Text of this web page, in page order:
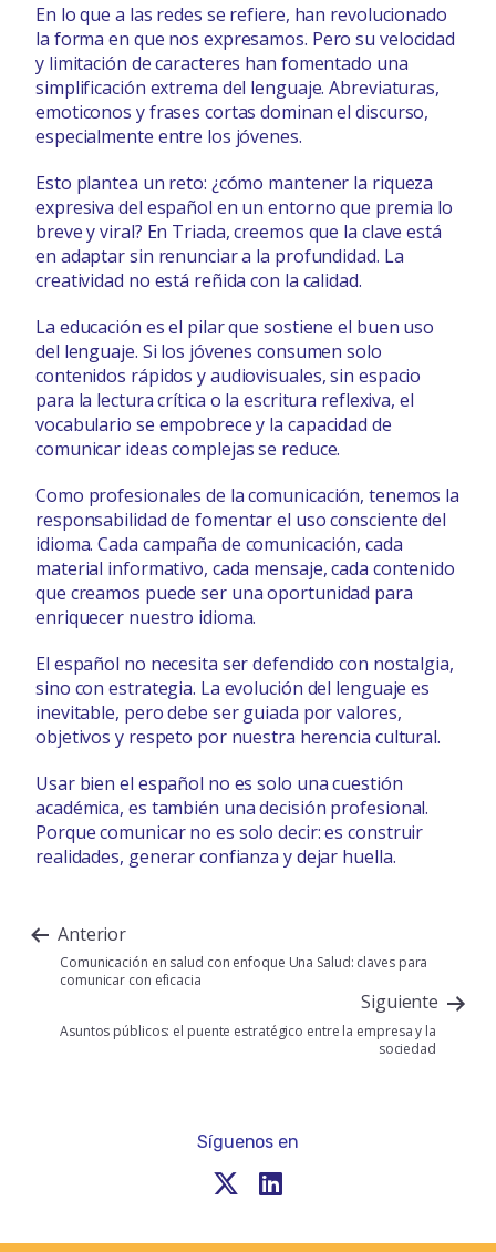
En lo que a las redes se refiere, han revolucionado
la forma en que nos expresamos. Pero su velocidad
y limitación de caracteres han fomentado una
simplificación extrema del lenguaje. Abreviaturas,
emoticonos y frases cortas dominan el discurso,
especialmente entre los jóvenes.
Esto plantea un reto: ¿cómo mantener la riqueza
expresiva del español en un entorno que premia lo
breve y viral? En Triada, creemos que la clave está
en adaptar sin renunciar a la profundidad. La
creatividad no está reñida con la calidad.
La educación es el pilar que sostiene el buen uso
del lenguaje. Si los jóvenes consumen solo
contenidos rápidos y audiovisuales, sin espacio
para la lectura crítica o la escritura reflexiva, el
vocabulario se empobrece y la capacidad de
comunicar ideas complejas se reduce.
Como profesionales de la comunicación, tenemos la
responsabilidad de fomentar el uso consciente del
idioma. Cada campaña de comunicación, cada
material informativo, cada mensaje, cada contenido
que creamos puede ser una oportunidad para
enriquecer nuestro idioma.
El español no necesita ser defendido con nostalgia,
sino con estrategia. La evolución del lenguaje es
inevitable, pero debe ser guiada por valores,
objetivos y respeto por nuestra herencia cultural.
Usar bien el español no es solo una cuestión
académica, es también una decisión profesional.
Porque comunicar no es solo decir: es construir
realidades, generar confianza y dejar huella.
Anterior
Comunicación en salud con enfoque Una Salud: claves para
comunicar con eficacia
Siguiente
Asuntos públicos: el puente estratégico entre la empresa y la
sociedad
Síguenos en